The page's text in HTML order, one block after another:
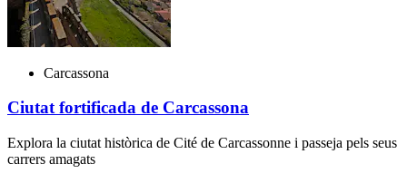
Carcassona
Ciutat fortificada de Carcassona
Explora la ciutat històrica de Cité de Carcassonne i passeja pels seus
carrers amagats